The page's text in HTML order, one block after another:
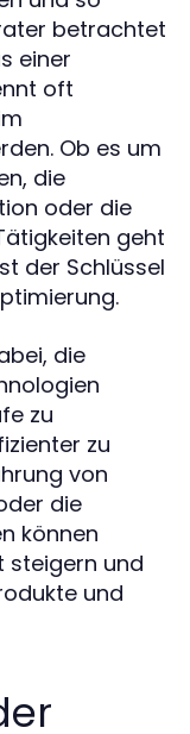
betrachtet
einer
oft
Ob es um
die
oder die
geht
der Schlüssel
die
zu
zu
von
die
können
steigern und
und